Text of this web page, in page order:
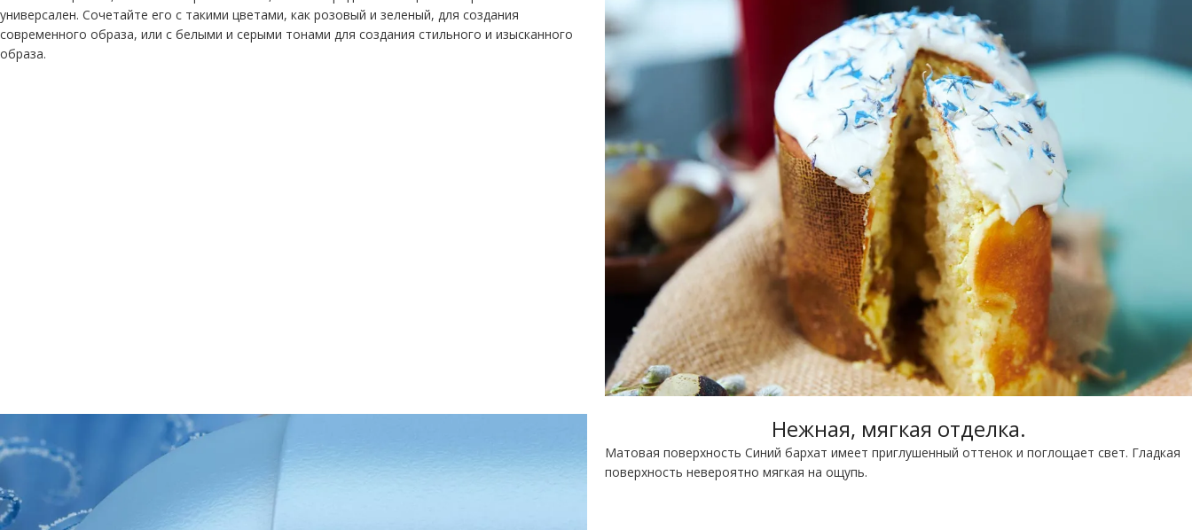
универсален. Сочетайте его с такими цветами, как розовый и зеленый, для создания
современного образа, или с белыми и серыми тонами для создания стильного и изысканного
образа.
Нежная, мягкая отделка.
Матовая поверхность Синий бархат имеет приглушенный оттенок и поглощает свет. Гладкая
поверхность невероятно мягкая на ощупь.